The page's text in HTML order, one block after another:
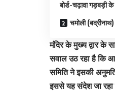
बोर्ड-चढ़ावा गड़बड़ी
चमोली (बद्रीनाथ)
मंदिर के मुख्य द्वार के
सवाल उठ रहा है कि
समिति ने इसकी
इससे यह संदेश जा रहा